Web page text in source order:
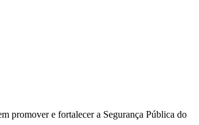
promover e fortalecer a Segurança Pública do